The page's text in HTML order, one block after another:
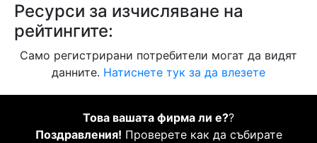
Ресурси за изчисляване на
рейтингите:
Само регистрирани потребители могат да видят
данните. Натиснете тук за да влезете
Това вашата фирма ли е??
Поздравления! Проверете как да събирате